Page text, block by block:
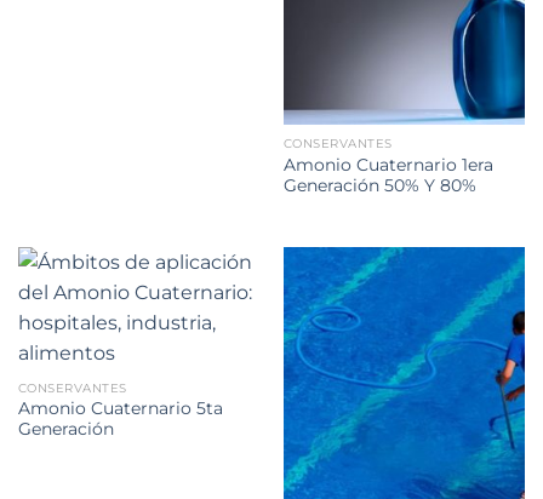
CONSERVANTES
Amonio Cuaternario 1era
Generación 50% Y 80%
CONSERVANTES
Amonio Cuaternario 5ta
Generación